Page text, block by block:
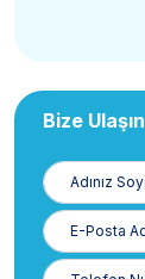
Bize Ulaşın
Adınız
Soyadınız
E-
Posta
Telefon